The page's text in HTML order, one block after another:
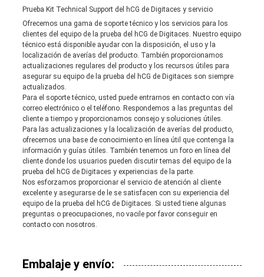
Prueba Kit Technical Support del hCG de Digitaces y servicio
Ofrecemos una gama de soporte técnico y los servicios para los
clientes del equipo de la prueba del hCG de Digitaces. Nuestro equipo
técnico está disponible ayudar con la disposición, el uso y la
localización de averías del producto. También proporcionamos
actualizaciones regulares del producto y los recursos útiles para
asegurar su equipo de la prueba del hCG de Digitaces son siempre
actualizados.
Para el soporte técnico, usted puede entrarnos en contacto con vía
correo electrónico o el teléfono. Respondemos a las preguntas del
cliente a tiempo y proporcionamos consejo y soluciones útiles.
Para las actualizaciones y la localización de averías del producto,
ofrecemos una base de conocimiento en línea útil que contenga la
información y guías útiles. También tenemos un foro en línea del
cliente donde los usuarios pueden discutir temas del equipo de la
prueba del hCG de Digitaces y experiencias de la parte.
Nos esforzamos proporcionar el servicio de atención al cliente
excelente y asegurarse de le se satisfacen con su experiencia del
equipo de la prueba del hCG de Digitaces. Si usted tiene algunas
preguntas o preocupaciones, no vacile por favor conseguir en
contacto con nosotros.
Embalaje y envío: